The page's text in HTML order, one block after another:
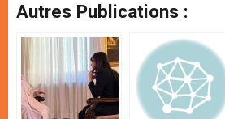
Autres Publications :